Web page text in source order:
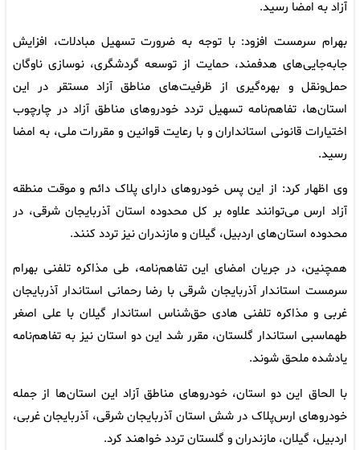
آزاد به امضا رسید.
بهرام سرمست افزود: با توجه به ضرورت تسهیل مبادلات، افزایش
جابه‌جایی‌های هدفمند، حمایت از توسعه گردشگری، نوسازی ناوگان
حمل‌ونقل و بهره‌گیری از ظرفیت‌های مناطق آزاد مستقر در این
استان‌ها، تفاهم‌نامه تسهیل تردد خودروهای مناطق آزاد در چارچوب
اختیارات قانونی استانداران و با رعایت قوانین و مقررات ملی، به امضا
رسید.
وی اظهار کرد: از این پس خودروهای دارای پلاک دائم و موقت منطقه
آزاد ارس می‌توانند علاوه بر کل محدوده استان آذربایجان شرقی، در
محدوده استان‌های اردبیل، گیلان و مازندران نیز تردد کنند.
همچنین، در جریان امضای این تفاهم‌نامه، طی مذاکره تلفنی بهرام
سرمست استاندار آذربایجان شرقی با رضا رحمانی استاندار آذربایجان
غربی و مذاکره تلفنی هادی حق‌شناس استاندار گیلان با علی اصغر
طهماسبی استاندار گلستان، مقرر شد این دو استان نیز به تفاهم‌نامه
یادشده ملحق شوند.
با الحاق این دو استان، خودروهای مناطق آزاد این استان‌ها از جمله
خودروهای ارس‌پلاک در شش استان آذربایجان شرقی، آذربایجان غربی،
اردبیل، گیلان، مازندران و گلستان تردد خواهند کرد.